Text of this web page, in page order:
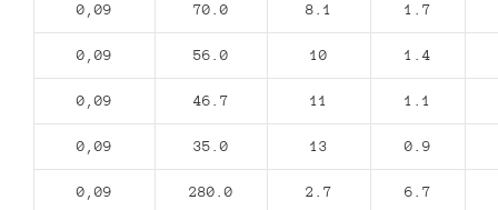
0,09 70.0 8.1 1.7
0,09 56.0 10 1.4
0,09 46.7 11 1.1
0,09 35.0 13 0.9
0,09 280.0 2.7 6.7